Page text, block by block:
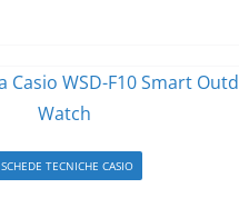
SCHEDE TECNICHE CASIO